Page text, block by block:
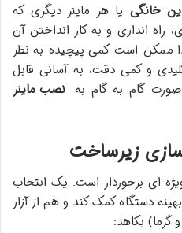
خانگی یا هر ماینر دیگری که
اندازی و به کار انداختن آن
ممکن است کمی پیچیده به نظر
و کمی دقت، به آسانی قابل
گام به گام به نصب ماینر
زیرساخت
ای برخوردار است. یک انتخاب
دستگاه کمک کند و هم از آزار
گرما) بکاهد: